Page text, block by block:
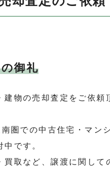
御礼
物の売却査定をご依頼
圏での中古住宅・マン
です。
取など、譲渡に関して